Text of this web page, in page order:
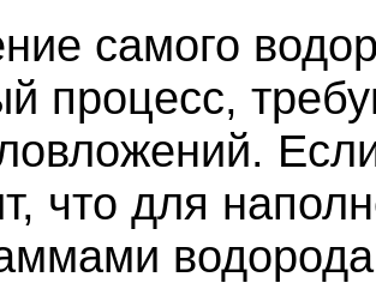
самого
процесс,
что для